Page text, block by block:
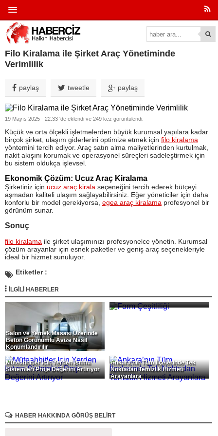
Filo Kiralama ile Şirket Araç Yönetiminde
Verimlilik
paylaş tweetle paylaş
19 Mayıs 2025 - 22:33 'de eklendi ve 249 kez görüntülendi.
Küçük ve orta ölçekli işletmelerden büyük kurumsal yapılara kadar
birçok şirket, ulaşım giderlerini optimize etmek için filo kiralama
yöntemini tercih ediyor. Araç satın alma maliyetlerinden kurtulmak,
nakit akışını korumak ve operasyonel süreçleri sadeleştirmek için
bu sistem oldukça işlevsel.
Ekonomik Çözüm: Ucuz Araç Kiralama
Şirketiniz için ucuz araç kirala seçeneğini tercih ederek bütçeyi
aşmadan kaliteli ulaşım sağlayabilirsiniz. Eğer yöneticiler için daha
konforlu bir model gerekiyorsa, egea araç kiralama profesyonel bir
görünüm sunar.
Sonuç
filo kiralama ile şirket ulaşımınızı profesyonelce yönetin. Kurumsal
çözüm arayanlar için esnek paketler ve geniş araç seçenekleriyle
ideal bir hizmet sunuluyor.
Etiketler :
İLGİLİ HABERLER
Salon ve Yemek Masası Üzerinde
Beton Görünümlü Avize Nasıl
Konumlandırılır
Müteahhitler İçin Yerden Isıtma
Sistemleri Proje Değerini Artırıyor
Ankara’nın Tüm İlçelerinde Tek
Noktadan Temizlik Hizmeti
Arayanlara
HABER HAKKINDA GÖRÜŞ BELİRT